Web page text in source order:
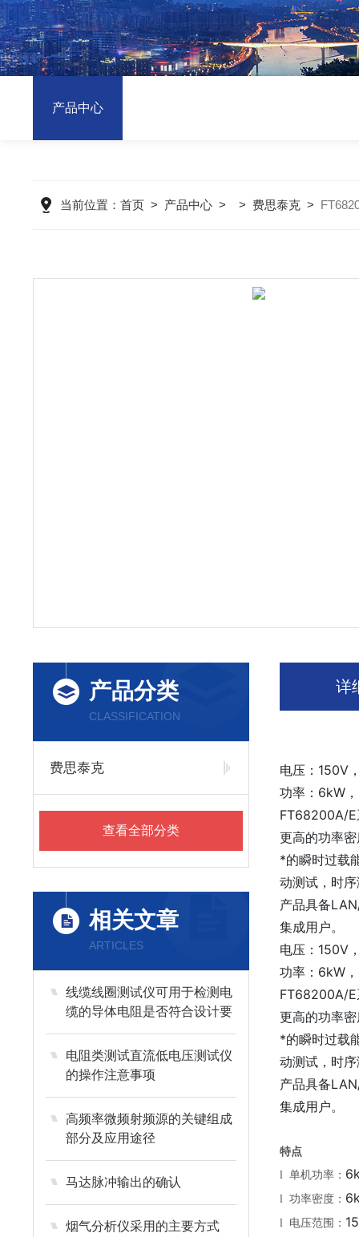
产品中心
当前位置： 首页> 产品中心> > 费思泰克>
产品分类
CLASSIFICATION
费思泰克
查看全部分类
相关文章
ARTICLES
线缆线圈测试仪可用于检测电
缆的导体电阻是否符合设计要
求
电阻类测试直流低电压测试仪
的操作注意事项
高频率微频射频源的关键组成
部分及应用途径
马达脉冲输出的确认
烟气分析仪采用的主要方式
详
电压：150V
功率：6kW
FT68200A/E
更高的功率
*的瞬时过载
动测试，时
产品具备
集成用户。
电压：150V
功率：6kW
FT68200A/E
更高的功率
*的瞬时过载
动测试，时
产品具备
集成用户。
特点
l 单机功率：
l 功率密度：
l 电压范围：